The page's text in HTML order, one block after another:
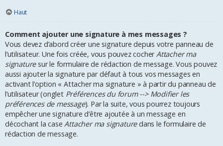
Haut
Comment ajouter une signature à mes messages ?
Vous devez d’abord créer une signature depuis votre panneau de
l’utilisateur. Une fois créée, vous pouvez cocherAttacher ma
signaturesur le formulaire de rédaction de message. Vous pouvez
aussi ajouter la signature par défaut à tous vos messages en
activant l’option « Attacher ma signature » à partir du panneau de
l’utilisateur (onglet Préférences du forum --> Modifier les
préférences de message). Par la suite, vous pourrez toujours
empêcher une signature d’être ajoutée à un message en
décochant la caseAttacher ma signaturedans le formulaire de
rédaction de message.